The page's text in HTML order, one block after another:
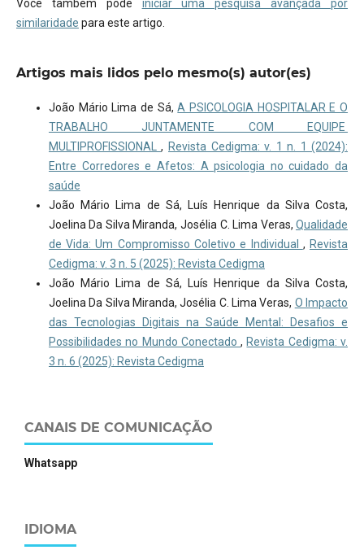
Você também pode iniciar uma pesquisa avançada por
similaridade para este artigo.
Artigos mais lidos pelo mesmo(s) autor(es)
João Mário Lima de Sá,A PSICOLOGIA HOSPITALAR E O
TRABALHO JUNTAMENTE COM EQUIPE
MULTIPROFISSIONAL, Revista Cedigma: v. 1 n. 1 (2024):
Entre Corredores e Afetos: A psicologia no cuidado da
saúde
João Mário Lima de Sá, Luís Henrique da Silva Costa,
Joelina Da Silva Miranda, Josélia C. Lima Veras,Qualidade
de Vida: Um Compromisso Coletivo e Individual , Revista
Cedigma: v. 3 n. 5 (2025): Revista Cedigma
João Mário Lima de Sá, Luís Henrique da Silva Costa,
Joelina Da Silva Miranda, Josélia C. Lima Veras, O Impacto
das Tecnologias Digitais na Saúde Mental: Desafios e
Possibilidades no Mundo Conectado, Revista Cedigma: v.
3 n. 6 (2025): Revista Cedigma
CANAIS DE COMUNICAÇÃO
Whatsapp
IDIOMA